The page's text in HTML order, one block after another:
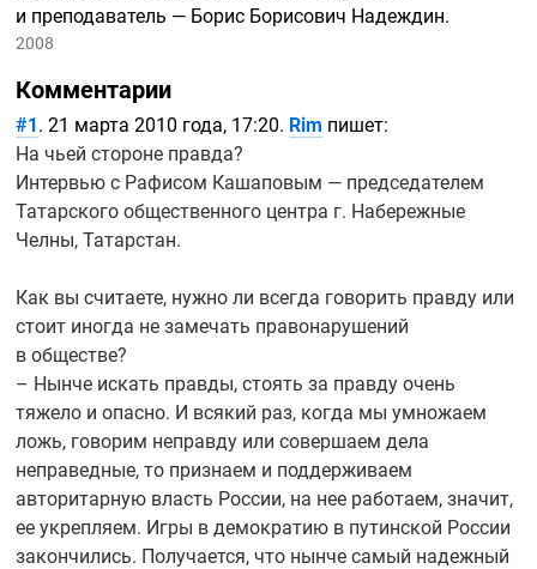
и преподаватель — Борис Борисович Надеждин.
2008
Комментарии
#1. 21 марта 2010 года, 17:20. Rim пишет:
На чьей стороне правда?
Интервью с Рафисом Кашаповым — председателем
Татарского общественного центра г. Набережные
Челны, Татарстан.
Как вы считаете, нужно ли всегда говорить правду или
стоит иногда не замечать правонарушений
в обществе?
– Нынче искать правды, стоять за правду очень
тяжело и опасно. И всякий раз, когда мы умножаем
ложь, говорим неправду или совершаем дела
неправедные, то признаем и поддерживаем
авторитарную власть России, на нее работаем, значит,
ее укрепляем. Игры в демократию в путинской России
закончились. Получается, что нынче самый надежный